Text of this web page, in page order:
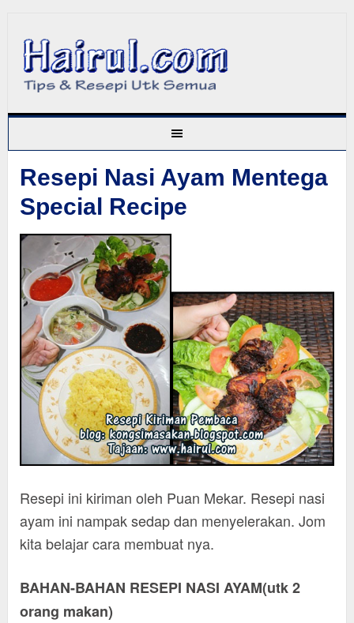
Resepi Nasi Ayam Mentega
Special Recipe
Resepi ini kiriman oleh Puan Mekar. Resepi nasi
ayam ini nampak sedap dan menyelerakan. Jom
kita belajar cara membuat nya.
BAHAN-BAHAN RESEPI NASI AYAM(utk 2
orang makan)